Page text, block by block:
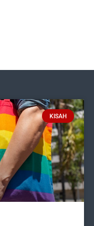
KISAH